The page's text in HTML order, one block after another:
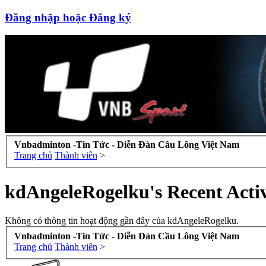
Đăng nhập hoặc Đăng ký
Vnbadminton -Tin Tức - Diễn Đàn Cầu Lông Việt Nam
Trang chủ Thành viên >
kdAngeleRogelku's Recent
Không có thông tin hoạt động gần đây của kdAngeleRogelku.
Vnbadminton -Tin Tức - Diễn Đàn Cầu Lông Việt Nam
Trang chủ Thành viên >